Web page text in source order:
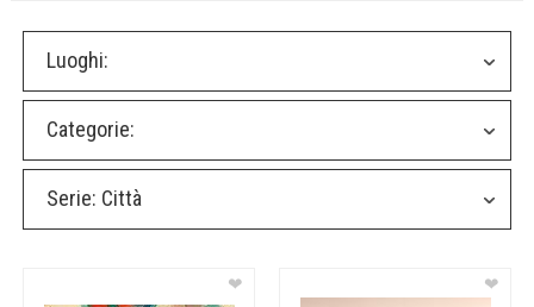
Luoghi:
Categorie:
Serie: Città
❤ ❤